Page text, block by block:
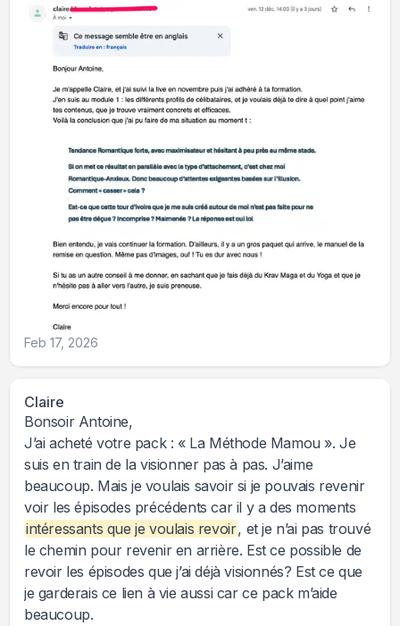
Feb 17, 2026
Claire
Bonsoir Antoine,
J’ai acheté votre pack : « La Méthode Mamou ». Je
suis en train de la visionner pas à pas. J’aime
beaucoup. Mais je voulais savoir si je pouvais revenir
voir les épisodes précédents car il y a des moments
intéressants que je voulais revoir, et je n’ai pas trouvé
le chemin pour revenir en arrière. Est ce possible de
revoir les épisodes que j’ai déjà visionnés? Est ce que
je garderais ce lien à vie aussi car ce pack m’aide
beaucoup.